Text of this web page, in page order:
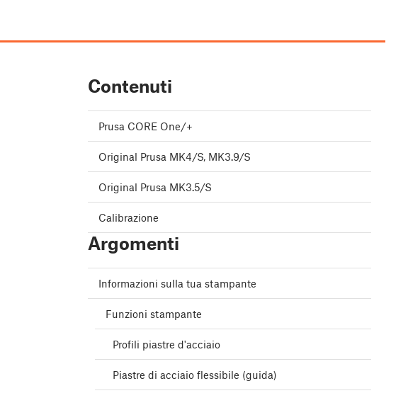
Contenuti
Prusa CORE One/+
Original Prusa MK4/S, MK3.9/S
Original Prusa MK3.5/S
Calibrazione
Argomenti
Informazioni sulla tua stampante
Funzioni stampante
Profili piastre d'acciaio
Piastre di acciaio flessibile (guida)